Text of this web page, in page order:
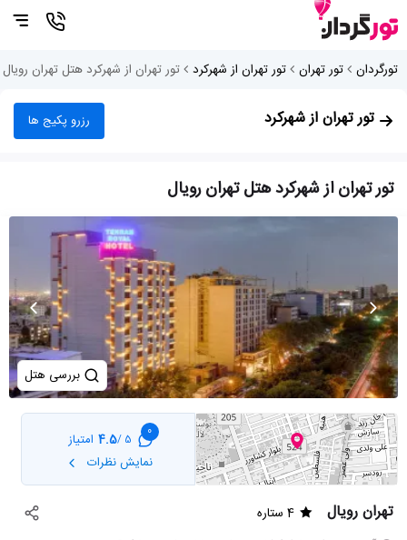
تورگردان تور تهران تور تهران از شهرکرد تور تهران از شهرکرد هتل تهران رویال
تور تهران از شهرکرد رزرو پکیج ها
تور تهران از شهرکرد هتل تهران رویال
بررسی هتل
0
5 /
4.5 امتیاز
نمایش نظرات
تهران رویال
4 ستاره